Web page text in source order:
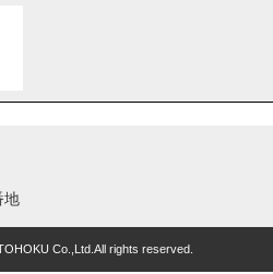
地
Co.,Ltd.All rights reserved.